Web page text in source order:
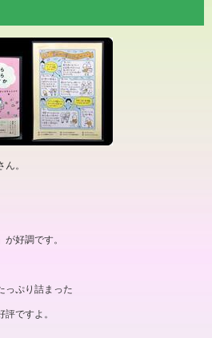
。
が好調です。
っぷり詰まった
ですよ。